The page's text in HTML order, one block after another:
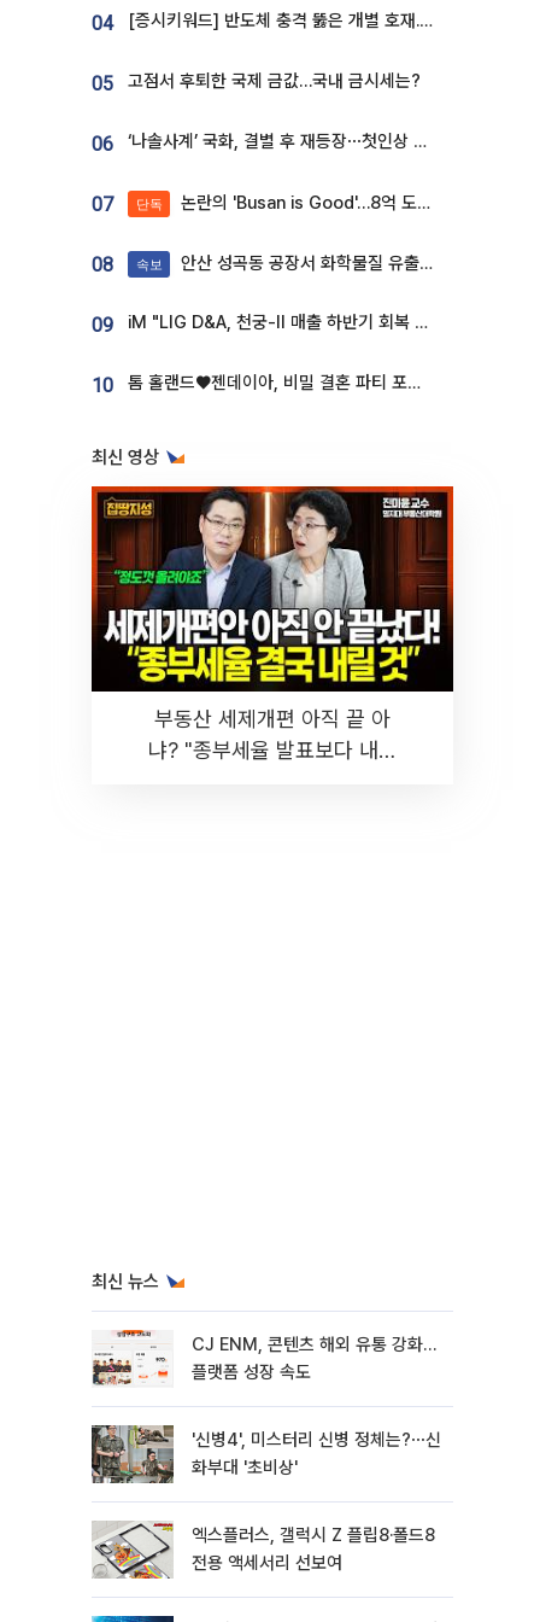
04 [증시키워드] 반도체 충격 뚫은 개별 호재...포스코퓨처엠·에코프로·한화솔루션 '눈길'
05 고점서 후퇴한 국제 금값…국내 금시세는?
06 ‘나솔사계’ 국화, 결별 후 재등장⋯첫인상 투표 휩쓸고 ‘인기녀’ 등극
07 단독 논란의 'Busan is Good'…8억 도시브랜드, 용산 대통령실 CI 업체가 수행
08 속보 안산 성곡동 공장서 화학물질 유출 사고 발생
09 iM "LIG D&A, 천궁-II 매출 하반기 회복 전망…방산 톱픽 유지"
10 톰 홀랜드♥젠데이아, 비밀 결혼 파티 포착⋯호텔 대관비만 9억
최신 영상
부동산 세제개편 아직 끝 아
냐? "종부세율 발표보다 내릴
최신 뉴스
CJ ENM, 콘텐츠 해외 유통 강화…
플랫폼 성장 속도
'신병4', 미스터리 신병 정체는?⋯신
화부대 '초비상'
엑스플러스, 갤럭시 Z 플립8·폴드8
전용 액세서리 선보여